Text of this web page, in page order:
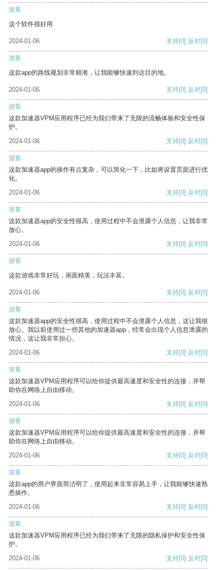
游客
这个软件很好用
2024-01-06 支持[0] 反对[0]
游客
这款app的路线规划非常精准，让我能够快速到达目的地。
2024-01-06 支持[0] 反对[0]
游客
这款加速器VPM应用程序已经为我们带来了无限的流畅体验和安全性保
护。
2024-01-06
支持[0] 反对[0]
游客
这款加速器app的操作有点复杂，可以简化一下，比如将设置页面进行优
化。
2024-01-06
支持[0] 反对[0]
游客
这款加速器app的安全性很高，使用过程中不会泄露个人信息，让我非常
放心。
2024-01-06
支持[0] 反对[0]
游客
这款游戏非常好玩，画面精美，玩法丰富。
2024-01-06 支持[0] 反对[0]
游客
这款加速器app的安全性很高，使用过程中不会泄露个人信息，这让我很
放心。我以前使用过一些其他的加速器app，经常会出现个人信息泄露的
情况，这让我非常担心。
2024-01-06
支持[0] 反对[0]
游客
这款加速器VPM应用程序可以给你提供最高速度和安全性的连接，并帮
助你在网络上自由移动。
2024-01-06
支持[0] 反对[0]
游客
这款加速器VPM应用程序可以给你提供最高速度和安全性的连接，并帮
助你在网络上自由移动。
2024-01-06
支持[0] 反对[0]
游客
这款app的用户界面简洁明了，使用起来非常容易上手，让我能够快速熟
悉操作。
2024-01-06
支持[0] 反对[0]
游客
这款加速器VPM应用程序已经为我们带来了无限的隐私保护和安全性保
护。
2024-01-06
支持[0] 反对[0]